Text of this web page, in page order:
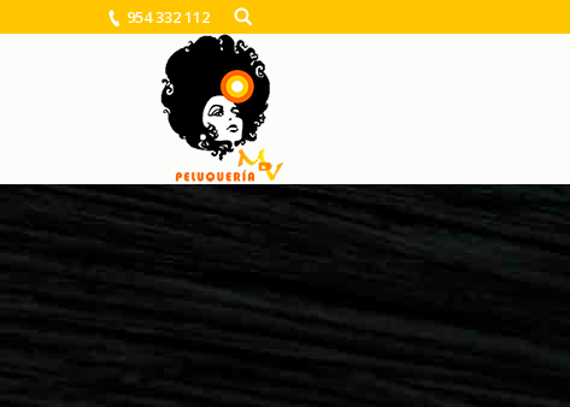
954 332 112